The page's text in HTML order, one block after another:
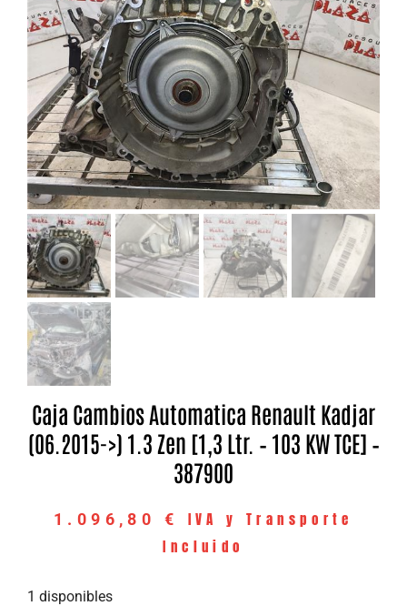
Caja Cambios Automatica Renault Kadjar
(06.2015->) 1.3 Zen [1,3 Ltr. – 103 KW TCE] –
387900
1.096,80 €
IVA y Transporte
Incluido
1 disponibles